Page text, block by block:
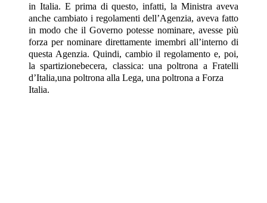
in Italia. E prima di questo, infatti, la Ministra aveva
anche cambiato i regolamenti dell’Agenzia, aveva fatto
in modo che il Governo potesse nominare, avesse più
forza per nominare direttamente imembri all’interno di
questa Agenzia. Quindi, cambio il regolamento e, poi,
la spartizionebecera, classica: una poltrona a Fratelli
d’Italia,una poltrona alla Lega, una poltrona a Forza
Italia.